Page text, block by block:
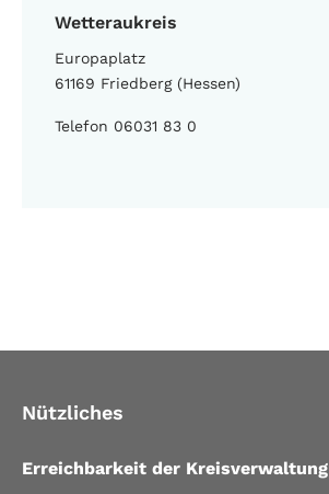
Wetteraukreis
Europaplatz
61169 Friedberg (Hessen)
Telefon 06031 83 0
Nützliches
Erreichbarkeit der Kreisverwaltung